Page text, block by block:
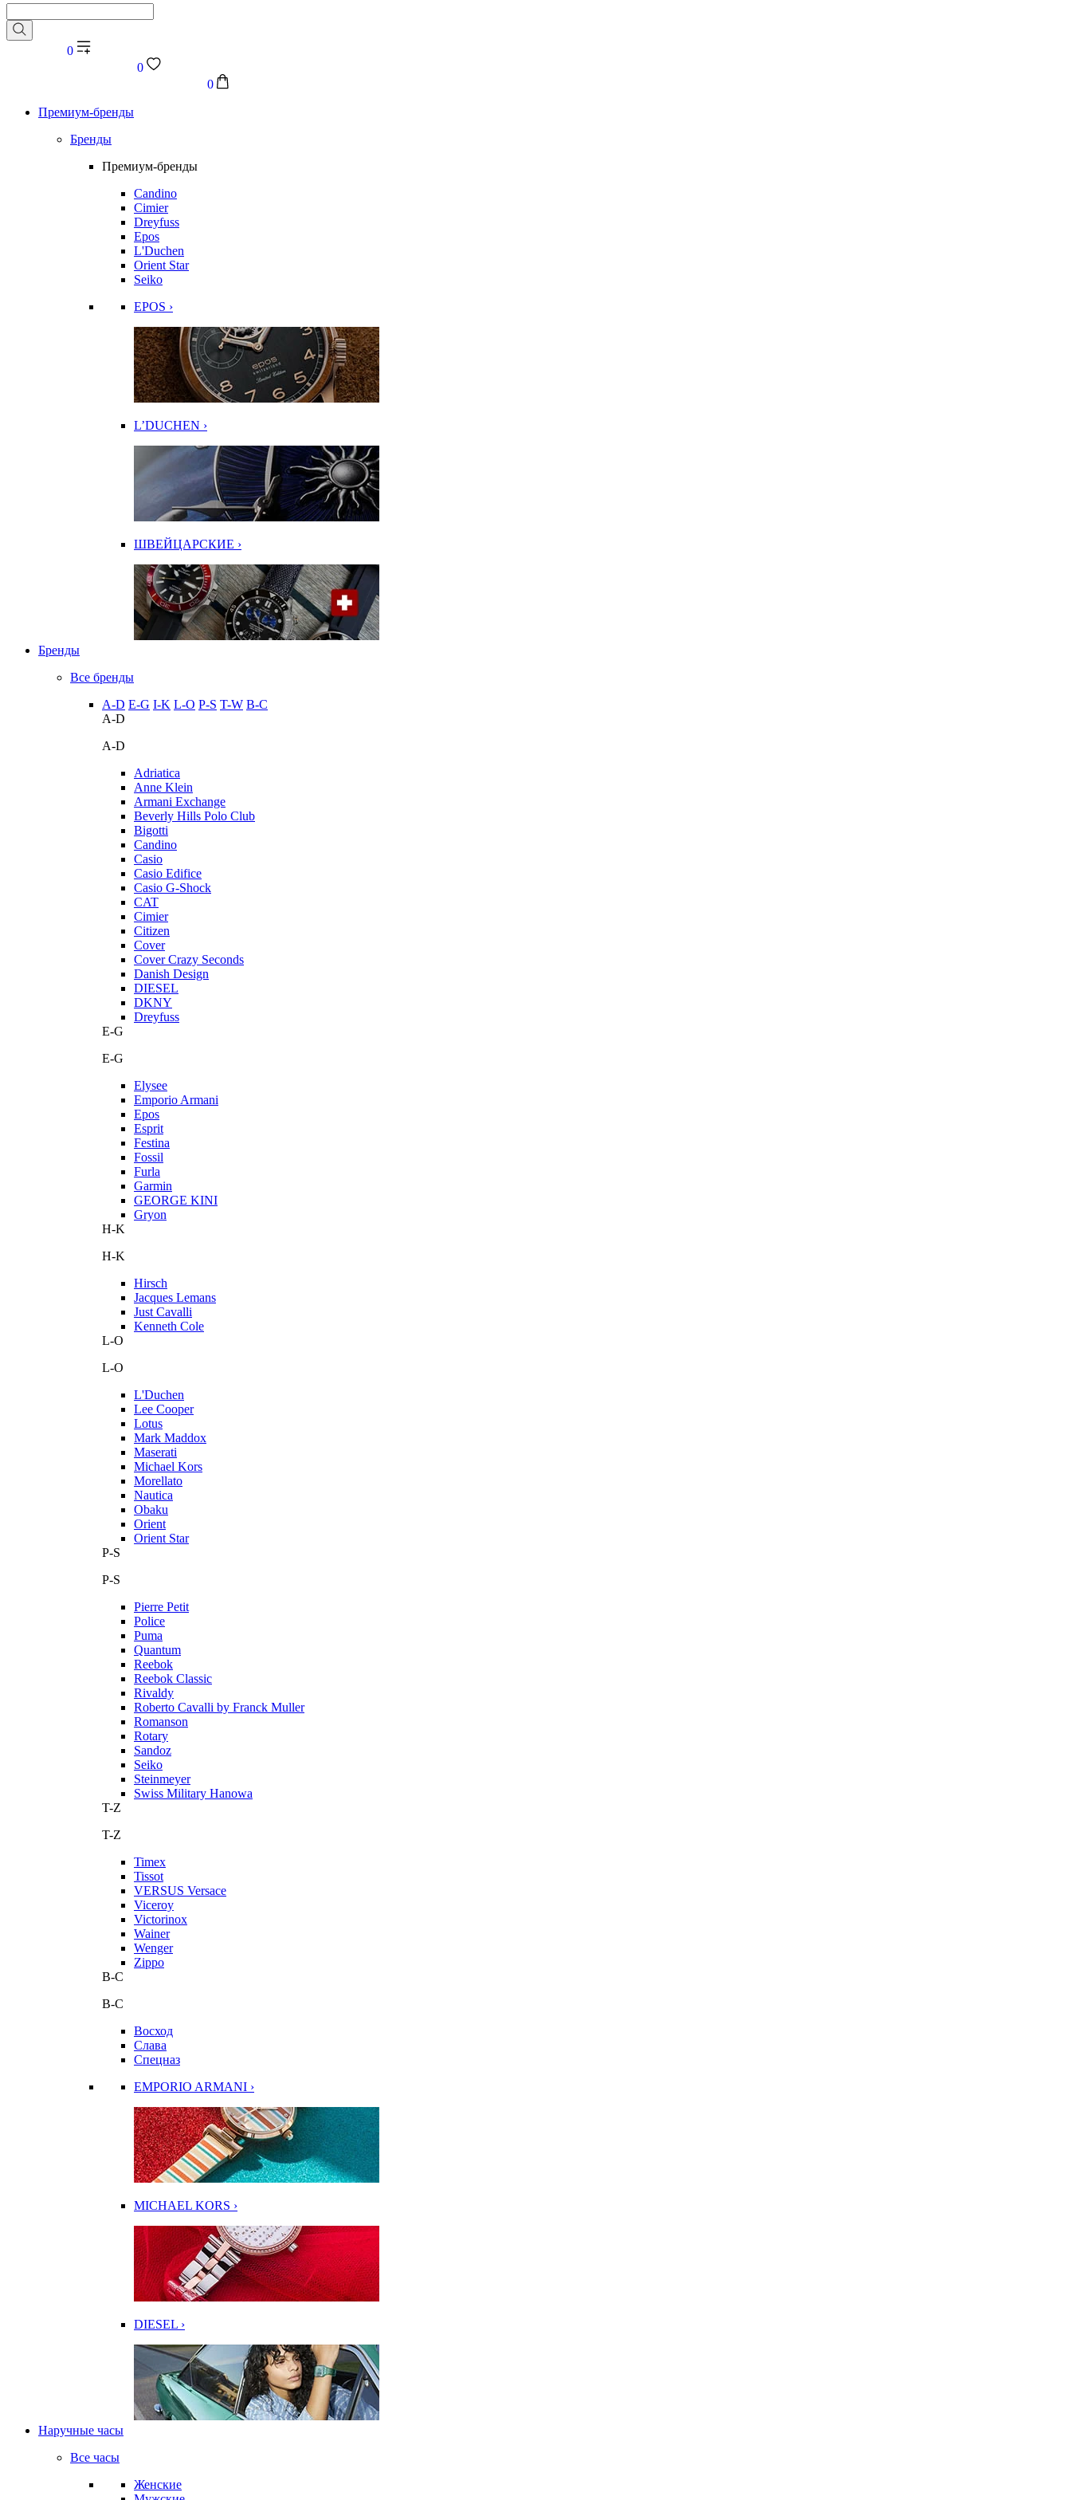
0
0
0
Премиум-бренды
Бренды
Премиум-бренды
Candino
Cimier
Dreyfuss
Epos
L'Duchen
Orient Star
Seiko
EPOS ›
L’DUCHEN ›
ШВЕЙЦАРСКИЕ ›
Бренды
Все бренды
A-D E-G I-K L-O P-S T-W В-С
A-D
A-D
Adriatica
Anne Klein
Armani Exchange
Beverly Hills Polo Club
Bigotti
Candino
Casio
Casio Edifice
Casio G-Shock
CAT
Cimier
Citizen
Cover
Cover Crazy Seconds
Danish Design
DIESEL
DKNY
Dreyfuss
E-G
E-G
Elysee
Emporio Armani
Epos
Esprit
Festina
Fossil
Furla
Garmin
GEORGE KINI
Gryon
H-K
H-K
Hirsch
Jacques Lemans
Just Cavalli
Kenneth Cole
L-O
L-O
L'Duchen
Lee Cooper
Lotus
Mark Maddox
Maserati
Michael Kors
Morellato
Nautica
Obaku
Orient
Orient Star
P-S
P-S
Pierre Petit
Police
Puma
Quantum
Reebok
Reebok Classic
Rivaldy
Roberto Cavalli by Franck Muller
Romanson
Rotary
Sandoz
Seiko
Steinmeyer
Swiss Military Hanowa
T-Z
T-Z
Timex
Tissot
VERSUS Versace
Viceroy
Victorinox
Wainer
Wenger
Zippo
В-С
В-С
Восход
Слава
Спецназ
EMPORIO ARMANI ›
MICHAEL KORS ›
DIESEL ›
Наручные часы
Все часы
Женские